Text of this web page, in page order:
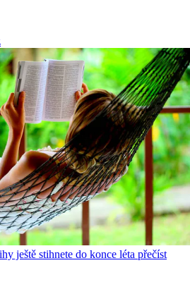
ještě stihnete do konce léta přečíst